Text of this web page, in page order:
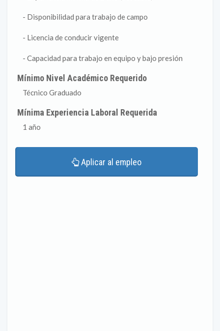
- Disponibilidad para trabajo de campo
- Licencia de conducir vigente
- Capacidad para trabajo en equipo y bajo presión
Mínimo Nivel Académico Requerido
Técnico Graduado
Mínima Experiencia Laboral Requerida
1 año
Aplicar al empleo